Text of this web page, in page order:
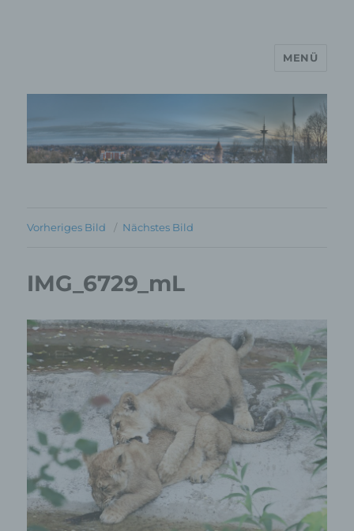
MP Mario Porten Beratung
Training Coaching
MENÜ
Vorheriges Bild Nächstes Bild
IMG_6729_mL